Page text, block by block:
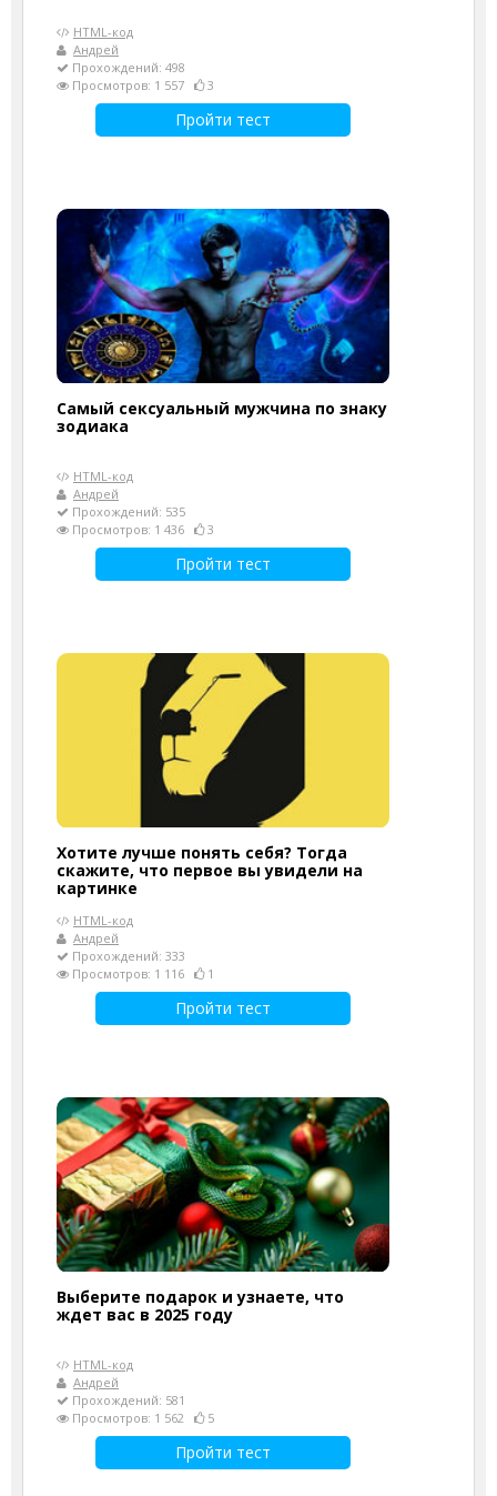
HTML-код
Андрей
Прохождений: 498
Просмотров: 1 557
3
Пройти тест
Самый сексуальный мужчина по знаку
зодиака
HTML-код
Андрей
Прохождений: 535
Просмотров: 1 436
3
Пройти тест
Хотите лучше понять себя? Тогда
скажите, что первое вы увидели на
картинке
HTML-код
Андрей
Прохождений: 333
Просмотров: 1 116
1
Пройти тест
Выберите подарок и узнаете, что
ждет вас в 2025 году
HTML-код
Андрей
Прохождений: 581
Просмотров: 1 562
5
Пройти тест